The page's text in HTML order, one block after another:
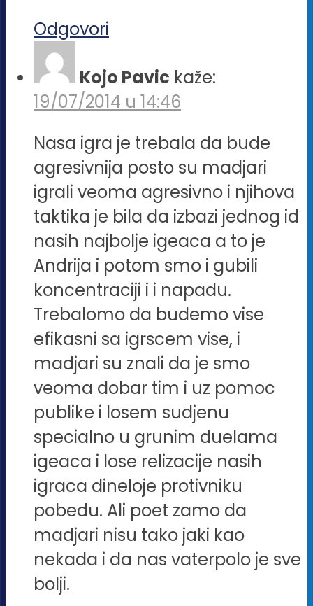
Odgovori
Kojo Pavic kaže:
19/07/2014 u 14:46
Nasa igra je trebala da bude
agresivnija posto su madjari
igrali veoma agresivno i njihova
taktika je bila da izbazi jednog id
nasih najbolje igeaca a to je
Andrija i potom smo i gubili
koncentraciji i i napadu.
Trebalomo da budemo vise
efikasni sa igrscem vise, i
madjari su znali da je smo
veoma dobar tim i uz pomoc
publike i losem sudjenu
specialno u grunim duelama
igeaca i lose relizacije nasih
igraca dineloje protivniku
pobedu. Ali poet zamo da
madjari nisu tako jaki kao
nekada i da nas vaterpolo je sve
bolji.